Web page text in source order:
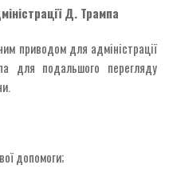
Д. Трампа
приводом для адміністрації
для подальшого перегляду
допомоги;